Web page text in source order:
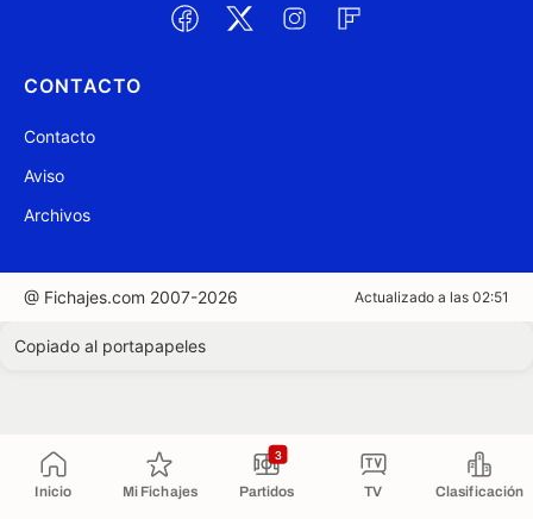
Inicio Mi Fichajes Partidos
3
TV Clasificación
CONTACTO
Contacto
Aviso
Archivos
@ Fichajes.com 2007-2026 Actualizado a las 02:51
Copiado al portapapeles